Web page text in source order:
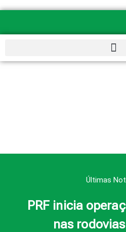
Ir
Últimas
PRF inicia
nas